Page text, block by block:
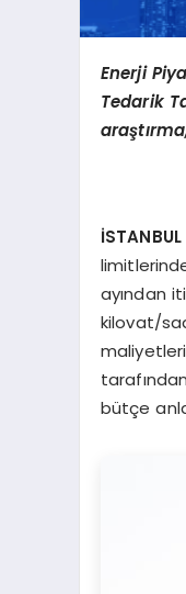
Enerji
Tedarik
İSTANBUL
ayından
kilovat/
bütçe